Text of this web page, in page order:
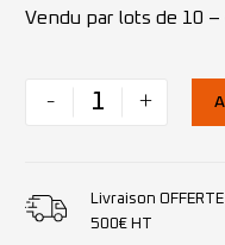
Vendu par lots de 10 –
- +
Livraison
500€ HT